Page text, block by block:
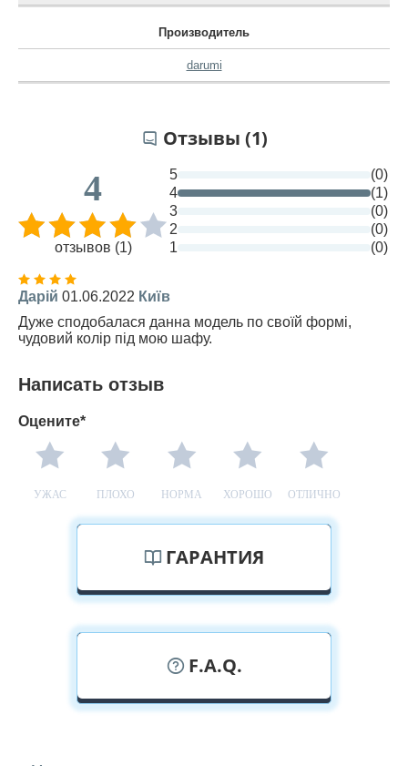
Производитель
darumi
Отзывы (1)
4
отзывов (1)
5
(0)
4
(1)
3
(0)
2
(0)
1
(0)
Дарій 01.06.2022 Київ
Дуже сподобалася данна модель по своїй формі,
чудовий колір під мою шафу.
Написать отзыв
Оцените*
УЖАС ПЛОХО НОРМА ХОРОШО ОТЛИЧНО
ГАРАНТИЯ
F.A.Q.